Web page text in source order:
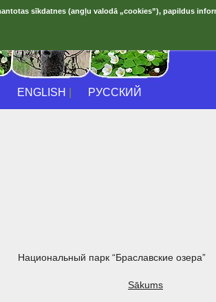
ENGLISH РУССКИЙ
Национальный парк “Браславские озера”
Sākums
sīkdatnes (angļu valodā „cookies”), papildus